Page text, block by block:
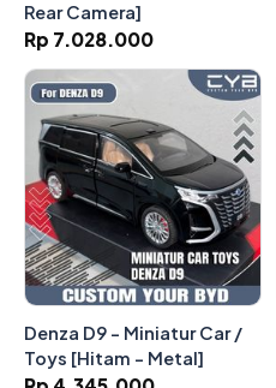
Rear Camera]
Rp 7.028.000
Denza D9 - Miniatur Car /
Toys [Hitam - Metal]